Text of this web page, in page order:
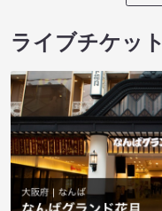
ライブチケット